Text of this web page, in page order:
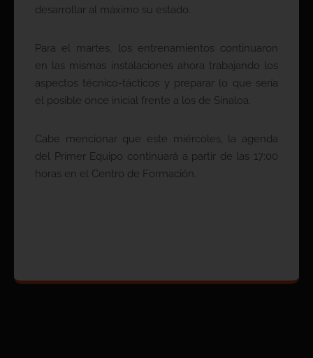
desarrollar al máximo su estado.
Para el martes, los entrenamientos continuaron
en las mismas instalaciones ahora trabajando los
aspectos técnico-tácticos y preparar lo que sería
el posible once inicial frente a los de Sinaloa.
Cabe mencionar que este miércoles, la agenda
del Primer Equipo continuará a partir de las 17:00
horas en el Centro de Formación.